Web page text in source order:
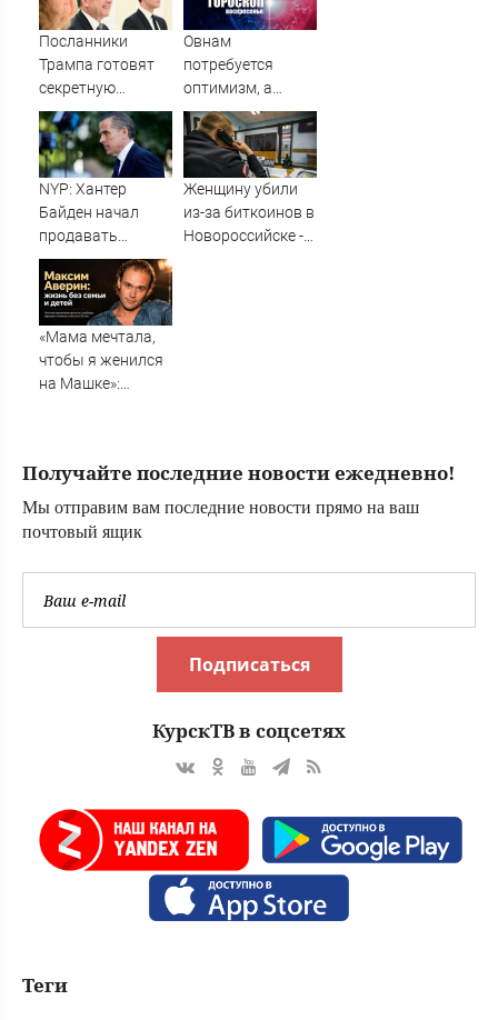
отменила
концерты в
Якутске и
Саранске
Посланники
Трампа готовят
секретную
миссию в Москву
и Киев
Овнам
потребуется
оптимизм, а
Водолеям –
настойчивость:
гороскоп на
воскресенье, 9
августа
NYP: Хантер
Байден начал
продавать
собственные
картины из-за
долгов
Женщину убили
из-за биткоинов в
Новороссийске -
«Мама мечтала,
чтобы я женился
на Машке»:
официального
брака и детей ✿✔️
TVCenter.ru
Получайте последние новости ежедневно!
Мы отправим вам последние новости прямо на ваш
почтовый ящик
Подписаться
КурскТВ в соцсетях
Теги